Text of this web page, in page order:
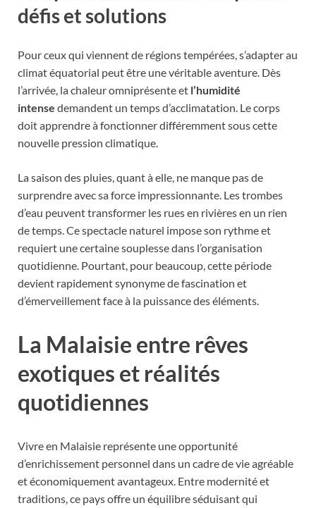
défis et solutions
Pour ceux qui viennent de régions tempérées, s’adapter au
climat équatorial peut être une véritable aventure. Dès
l’arrivée, la chaleur omniprésente et l’humidité
intense demandent un temps d’acclimatation. Le corps
doit apprendre à fonctionner différemment sous cette
nouvelle pression climatique.
La saison des pluies, quant à elle, ne manque pas de
surprendre avec sa force impressionnante. Les trombes
d’eau peuvent transformer les rues en rivières en un rien
de temps. Ce spectacle naturel impose son rythme et
requiert une certaine souplesse dans l’organisation
quotidienne. Pourtant, pour beaucoup, cette période
devient rapidement synonyme de fascination et
d’émerveillement face à la puissance des éléments.
La Malaisie entre rêves
exotiques et réalités
quotidiennes
Vivre en Malaisie représente une opportunité
d’enrichissement personnel dans un cadre de vie agréable
et économiquement avantageux. Entre modernité et
traditions, ce pays offre un équilibre séduisant qui